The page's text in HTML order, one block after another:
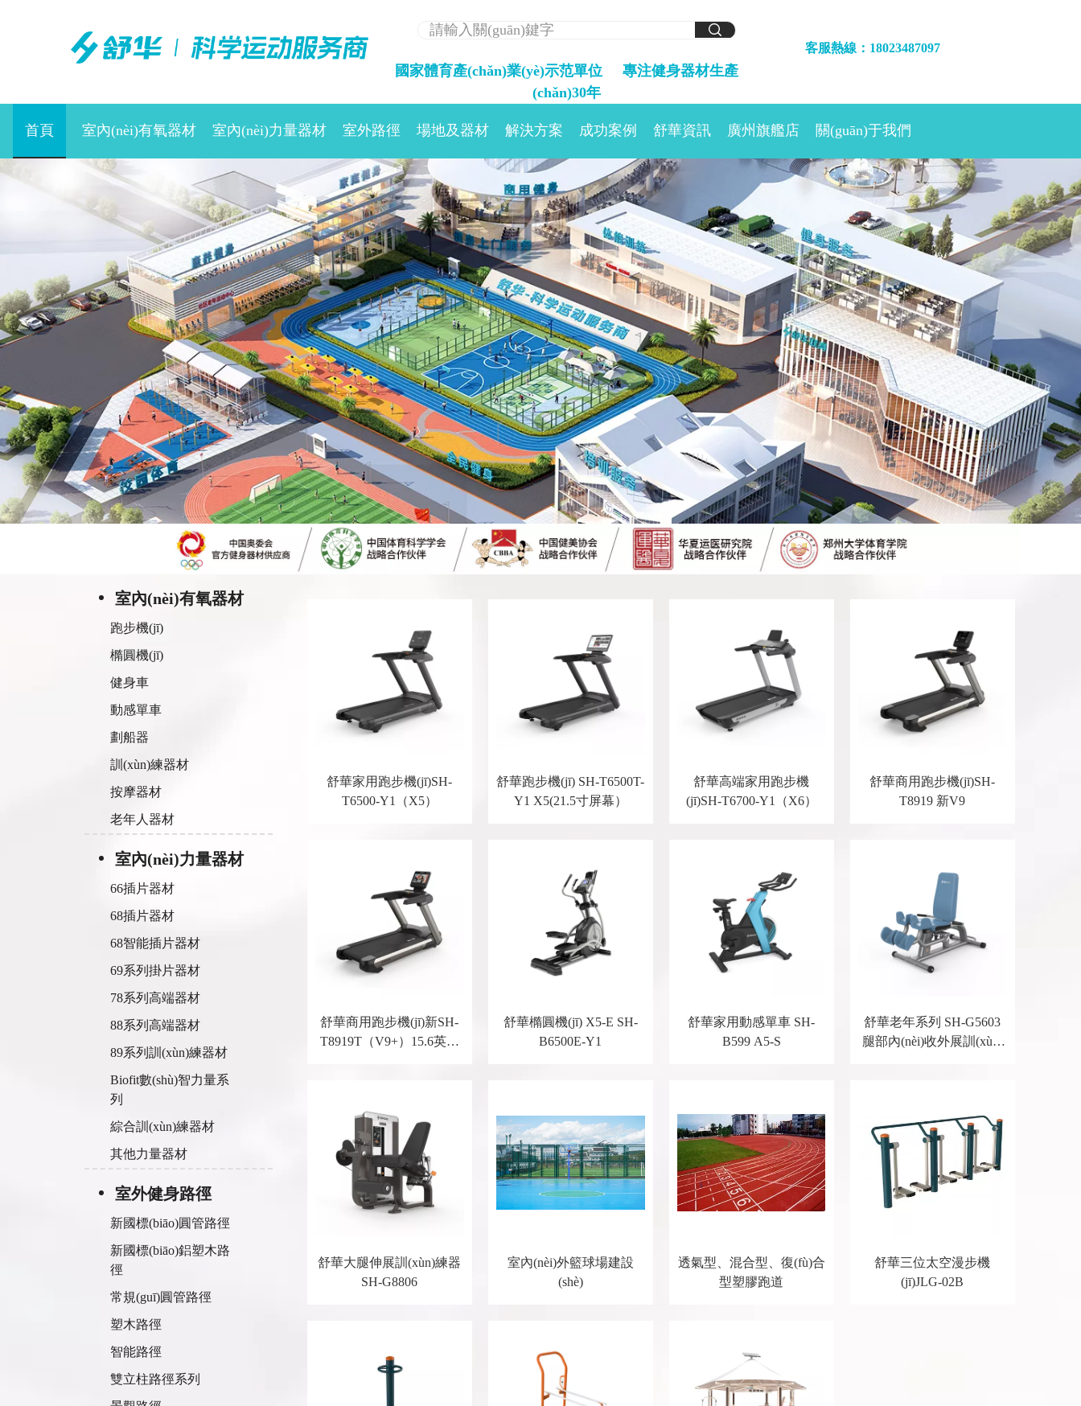
國家體育產(chǎn)業(yè)示范單位 專注健身器材生產
(chǎn)30年
客服熱線：18023487097
首頁 室內(nèi)有氧器材 室內(nèi)力量器材 室外路徑 場地及器材 解決方案 成功案例 舒華資訊 廣州旗艦店 關(guān)于我們
室內(nèi)有氧器材
跑步機(jī)
橢圓機(jī)
健身車
動感單車
劃船器
訓(xùn)練器材
按摩器材
老年人器材
室內(nèi)力量器材
66插片器材
68插片器材
68智能插片器材
69系列掛片器材
78系列高端器材
88系列高端器材
89系列訓(xùn)練器材
Biofit數(shù)智力量系
列
綜合訓(xùn)練器材
其他力量器材
室外健身路徑
新國標(biāo)圓管路徑
新國標(biāo)鋁塑木路
徑
常規(guī)圓管路徑
塑木路徑
智能路徑
雙立柱路徑系列
舒華家用跑步機(jī)SH-
T6500-Y1（X5）
舒華跑步機(jī) SH-T6500T-
Y1 X5(21.5寸屏幕）
舒華高端家用跑步機
(jī)SH-T6700-Y1（X6）
舒華商用跑步機(jī)SH-
T8919 新V9
舒華商用跑步機(jī)新SH-
T8919T（V9+）15.6英寸
舒華橢圓機(jī) X5-E SH-
B6500E-Y1
舒華家用動感單車 SH-
B599 A5-S
舒華老年系列 SH-G5603
腿部內(nèi)收外展訓(xùn)
舒華大腿伸展訓(xùn)練器
SH-G8806
室內(nèi)外籃球場建設
(shè)
透氣型、混合型、復(fù)合
型塑膠跑道
舒華三位太空漫步機
(jī)JLG-02B